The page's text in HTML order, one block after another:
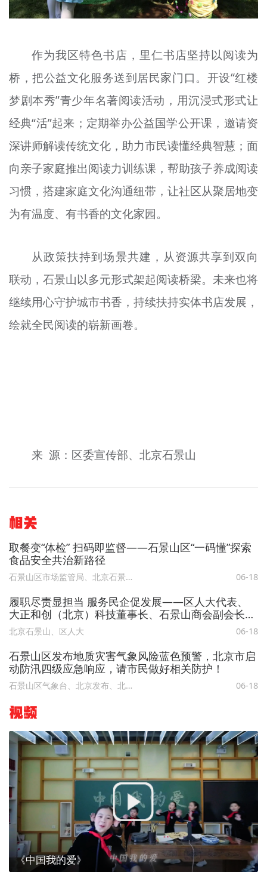
作为我区特色书店，里仁书店坚持以阅读为
桥，把公益文化服务送到居民家门口。开设“红楼
梦剧本秀”青少年名著阅读活动，用沉浸式形式让
经典“活”起来；定期举办公益国学公开课，邀请资
深讲师解读传统文化，助力市民读懂经典智慧；面
向亲子家庭推出阅读力训练课，帮助孩子养成阅读
习惯，搭建家庭文化沟通纽带，让社区从聚居地变
为有温度、有书香的文化家园。
从政策扶持到场景共建，从资源共享到双向
联动，石景山以多元形式架起阅读桥梁。未来也将
继续用心守护城市书香，持续扶持实体书店发展，
绘就全民阅读的崭新画卷。
来 源：区委宣传部、北京石景山
相关
取餐变“体检” 扫码即监督——石景山区“一码懂”探索
食品安全共治新路径
石景山区市场监管局、北京石景山 06-18
履职尽责显担当 服务民企促发展——区人大代表、
大正和创（北京）科技董事长、石景山商会副会长、
鲁谷街道
北京石景山、区人大 06-18
石景山区发布地质灾害气象风险蓝色预警，北京市启
动防汛四级应急响应，请市民做好相关防护！
石景山区气象台、北京发布、北京石景山 06-18
视频
《中国我的爱》